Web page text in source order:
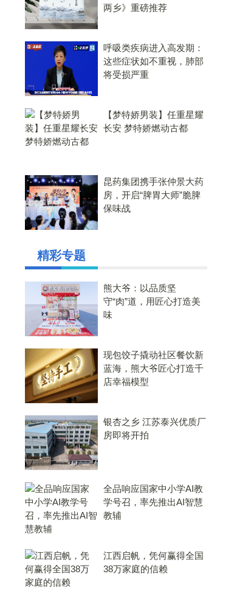
两乡》重磅推荐
呼吸类疾病进入高发期：
这些症状如不重视，肺部
将受损严重
【梦特娇男装】任重星耀
长安 梦特娇燃动古都
昆药集团携手张仲景大药
房，开启“脾胃大师”脆脾
保味战
精彩专题
熊大爷：以品质坚
守“肉”道，用匠心打造美
味
现包饺子撬动社区餐饮新
蓝海，熊大爷匠心打造千
店幸福模型
银杏之乡 江苏泰兴优质厂
房即将开拍
全品响应国家中小学AI教
学号召，率先推出AI智慧
教辅
江西启帆，凭何赢得全国
38万家庭的信赖